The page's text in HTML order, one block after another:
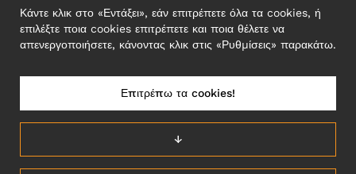
Motley Denim Europe OÜ
Narva mnt 5, EE-10117 Tallinn
Reg: 12356245
διεύθυνση!
ΕΛΛΆΔΑ/ΕΛΛΗΝΙΚΆ
Κάντε κλικ στο «Εντάξει», εάν επιτρέπετε όλα τα cookies, ή
επιλέξτε ποια cookies επιτρέπετε και ποια θέλετε να
απενεργοποιήσετε, κάνοντας κλικ στις «Ρυθμίσεις» παρακάτω.
↓
Επιτρέπω τα cookies!